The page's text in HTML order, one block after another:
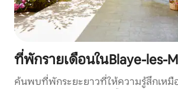
ที่พักรายเดือนในBlaye-les-
ค้นพบที่พักระยะยาวที่ให้ความรู้สึกเหมื